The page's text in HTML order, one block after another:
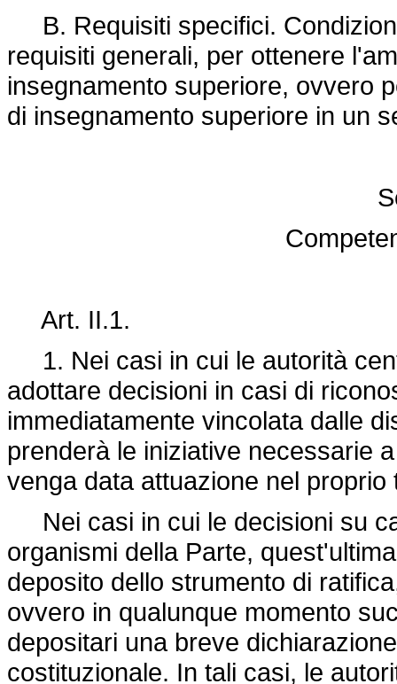
B. Requisiti specifici.
requisiti generali, per ottenere
insegnamento superiore, ovvero
di insegnamento superiore in un
Art. II.1.
1. Nei casi in cui le autorità
adottare decisioni in casi di
immediatamente vincolata dalle
prenderà le iniziative necessarie
venga data attuazione nel proprio
Nei casi in cui le decisioni su
organismi della Parte,
deposito dello strumento di
ovvero in qualunque momento
depositari una breve
costituzionale. In tali casi, le